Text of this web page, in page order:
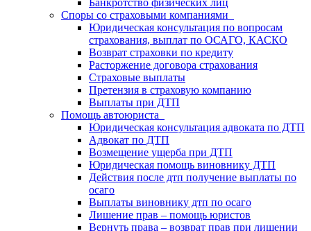
Банкротство физических лиц
Споры со страховыми компаниями
Юридическая консультация по вопросам
страхования, выплат по ОСАГО, КАСКО
Возврат страховки по кредиту
Расторжение договора страхования
Страховые выплаты
Претензия в страховую компанию
Выплаты при ДТП
Помощь автоюриста
Юридическая консультация адвоката по ДТП
Адвокат по ДТП
Возмещение ущерба при ДТП
Юридическая помощь виновнику ДТП
Действия после дтп получение выплаты по
осаго
Выплаты виновнику дтп по осаго
Лишение прав – помощь юристов
Вернуть права – возврат прав при лишении